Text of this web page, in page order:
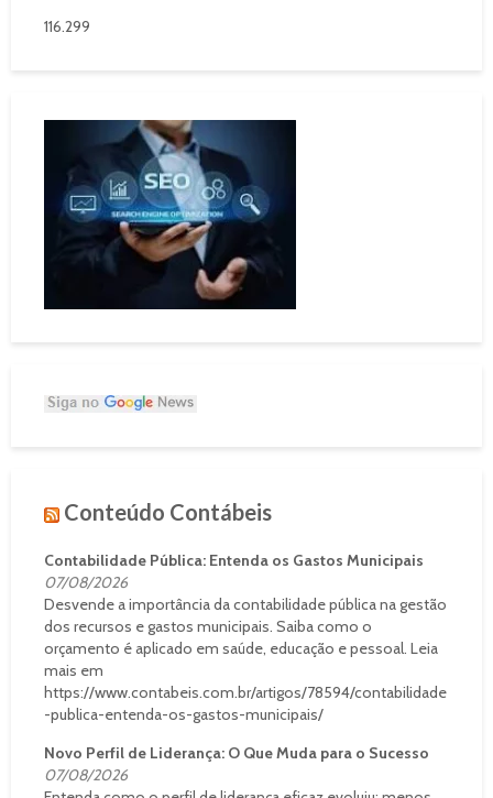
116.299
Conteúdo Contábeis
Contabilidade Pública: Entenda os Gastos Municipais
07/08/2026
Desvende a importância da contabilidade pública na gestão
dos recursos e gastos municipais. Saiba como o
orçamento é aplicado em saúde, educação e pessoal. Leia
mais em
https://www.contabeis.com.br/artigos/78594/contabilidade
-publica-entenda-os-gastos-municipais/
Novo Perfil de Liderança: O Que Muda para o Sucesso
07/08/2026